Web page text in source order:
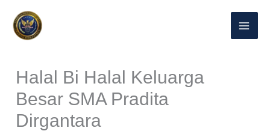
Lewati
Halal Bi Halal Keluarga
Besar SMA Pradita
Dirgantara